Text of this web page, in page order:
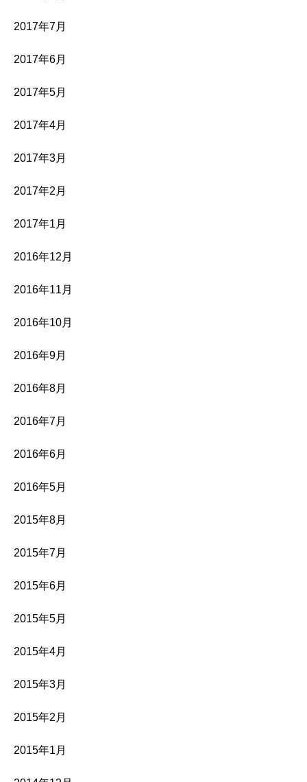
2017年7月
2017年6月
2017年5月
2017年4月
2017年3月
2017年2月
2017年1月
2016年12月
2016年11月
2016年10月
2016年9月
2016年8月
2016年7月
2016年6月
2016年5月
2015年8月
2015年7月
2015年6月
2015年5月
2015年4月
2015年3月
2015年2月
2015年1月